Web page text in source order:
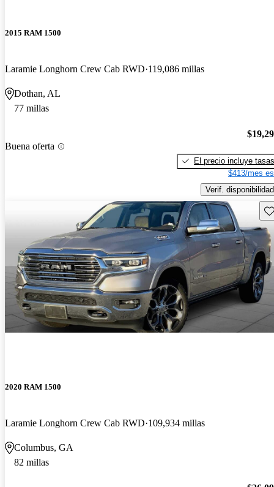
2015 RAM 1500
Laramie Longhorn Crew Cab RWD 119,086 millas
Dothan, AL
77 millas
Buena oferta
El precio incluye tasas
$413/mes
Verif. disponibilidad
2020 RAM 1500
Laramie Longhorn Crew Cab RWD 109,934 millas
Columbus, GA
82 millas